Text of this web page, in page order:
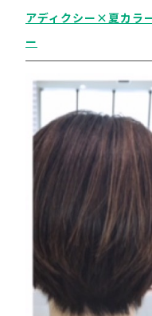
アディクシー×夏カラ
ー